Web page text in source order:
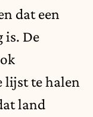
dat een
is. De
lijst te halen
land